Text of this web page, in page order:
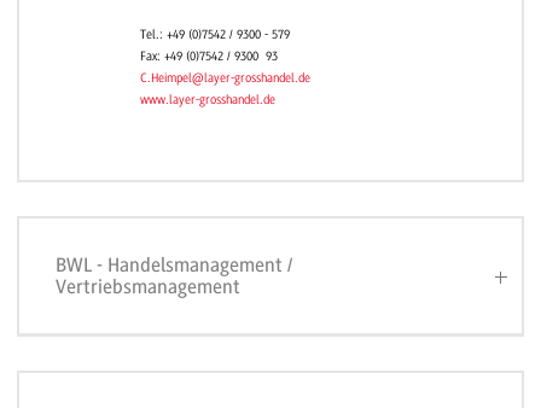
Tel.: +49 (0)7542 / 9300 - 579
Fax: +49 (0)7542 / 9300  93
C.Heimpel@layer-grosshandel.de
www.layer-grosshandel.de
BWL - Handelsmanagement /
Vertriebsmanagement